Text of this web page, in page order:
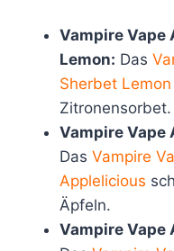
Vampire Vape
Lemon: Das
Sherbet Lemon
Zitronensorbet.
Vampire Vape
Das Vampire
Applelicious
Äpfeln.
Vampire Vape